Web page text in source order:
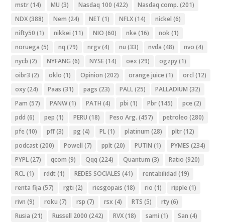
mstr(14) MU (3) Nasdaq 100 (422) Nasdaq comp. (201)
NDX(388) Nem (24) NET (1) NFLX(14) nickel (6)
nifty50 (1) nikkei (11) NIO (60) nke (16) nok(1)
noruega (5) nq (79) nrgv(4) nu (33) nvda (48) nvo (4)
nycb (2) NYFANG (6) NYSE(14) oex (29) ogzpy(1)
oibr3 (2) oklo (1) Opinion (202) orange juice (1) orcl (12)
oxy(24) Paas (31) pags (23) PALL(25) PALLADIUM (32)
Pam (57) PANW(1) PATH (4) pbi (1) Pbr(145) pce (2)
pdd (6) pep (1) PERU (18) Peso Arg. (457) petroleo (280)
pfe (10) pff(3) pg (4) PL(1) platinum (28) pltr(12)
podcast (200) Powell (7) pplt (20) PUTIN (1) PYMES (234)
PYPL(27) qcom (9) Qqq (224) Quantum (3) Ratio (920)
RCL(1) rddt (1) REDES SOCIALES (41) rentabilidad (19)
renta fija (57) rgti (2) riesgopais (18) rio (1) ripple (1)
rivn (9) roku (7) rsp (7) rsx (4) RTS (5) rty(6)
Rusia (21) Russell 2000 (242) RVX(18) sami (1) San (4)